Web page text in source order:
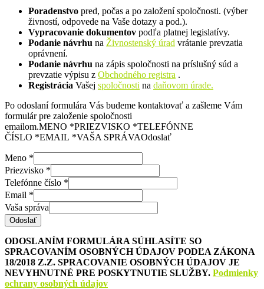
Poradenstvo pred, počas a po založení spoločnosti. (výber
živností, odpovede na Vaše dotazy a pod.).
Vypracovanie dokumentov podľa platnej legislatívy.
Podanie návrhu na Živnostenský úrad vrátanie prevzatia
oprávnení.
Podanie návrhu na zápis spoločnosti na príslušný súd a
prevzatie výpisu z Obchodného registra .
Registrácia Vašej spoločnosti na daňovom úrade.
Po odoslaní formulára Vás budeme kontaktovať a zašleme Vám
formulár pre založenie spoločnosti
emailom.MENO *PRIEZVISKO *TELEFÓNNE
ČÍSLO *EMAIL *VAŠA SPRÁVAOdoslať
Meno *
Priezvisko *
Telefónne číslo *
Email *
Vaša správa
Odoslať
ODOSLANÍM FORMULÁRA SÚHLASÍTE SO
SPRACOVANÍM OSOBNÝCH ÚDAJOV PODĽA ZÁKONA
18/2018 Z.Z. SPRACOVANIE OSOBNÝCH ÚDAJOV JE
NEVYHNUTNÉ PRE POSKYTNUTIE SLUŽBY. Podmienky
ochrany osobných údajov